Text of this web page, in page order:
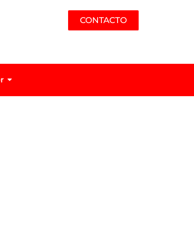
CONTACTO